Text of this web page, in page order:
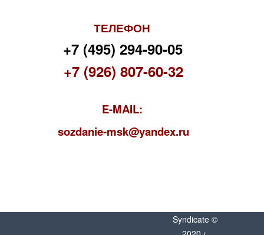
ТЕЛЕФОН
+7 (495) 294-90-05
+7 (926) 807-60-32
E-MAIL:
sozdanie-msk@yandex.ru
Syndicate ©